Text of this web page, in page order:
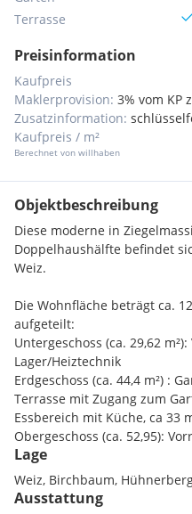
Terrasse
Preisinformation
Kaufpreis
Maklerprovision: 3% vom KP
Zusatzinformation:
Kaufpreis / m²
Berechnet von willhaben
Objektbeschreibung
Diese moderne in
Doppelhaushälfte befindet
Weiz.
Die Wohnfläche beträgt ca.
aufgeteilt:
Untergeschoss (ca. 29,62
Lager/Heiztechnik
Erdgeschoss (ca. 44,4 m²) :
Terrasse mit Zugang zum
Essbereich mit Küche, ca 33
Obergeschoss (ca. 52,95):
Schlafzimmer
Die reine Gartenfläche dieser
Lage
Weiz, Birchbaum,
Ausstattung